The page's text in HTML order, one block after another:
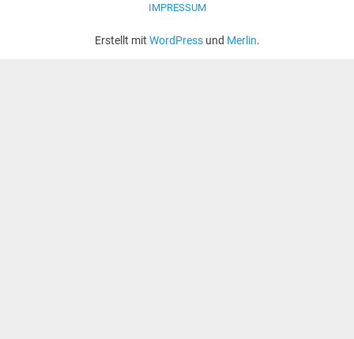
IMPRESSUM
Erstellt mit WordPressund Merlin.